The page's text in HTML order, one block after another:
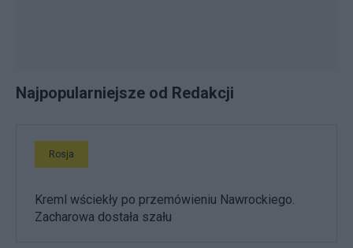
Najpopularniejsze od Redakcji
Rosja
Kreml wściekły po przemówieniu Nawrockiego.
Zacharowa dostała szału